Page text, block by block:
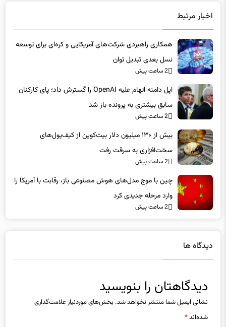
اخبار مرتبط
همکاری راهبردی شرکت‌های آمریکایی و کره‌ای برای توسعه
نسل بعدی تبدیل توان
2 ساعت پیش
اپل دامنه اتهام علیه OpenAI را گسترش داد؛ پای کارکنان
سابق بیشتری به پرونده باز شد
2 ساعت پیش
بیش از ۱۳۰ میلیون دلار بیت‌کوین از کیف‌پول‌های
سخت‌افزاری به سرقت رفت
2 ساعت پیش
چین با موج مدل‌های هوش مصنوعی باز، رقابت با آمریکا را
وارد مرحله جدیدی کرد
2 ساعت پیش
دیدگاه ها
دیدگاهتان را بنویسید
نشانی ایمیل شما منتشر نخواهد شد. بخش‌های موردنیاز علامت‌گذاری
شده‌اند*